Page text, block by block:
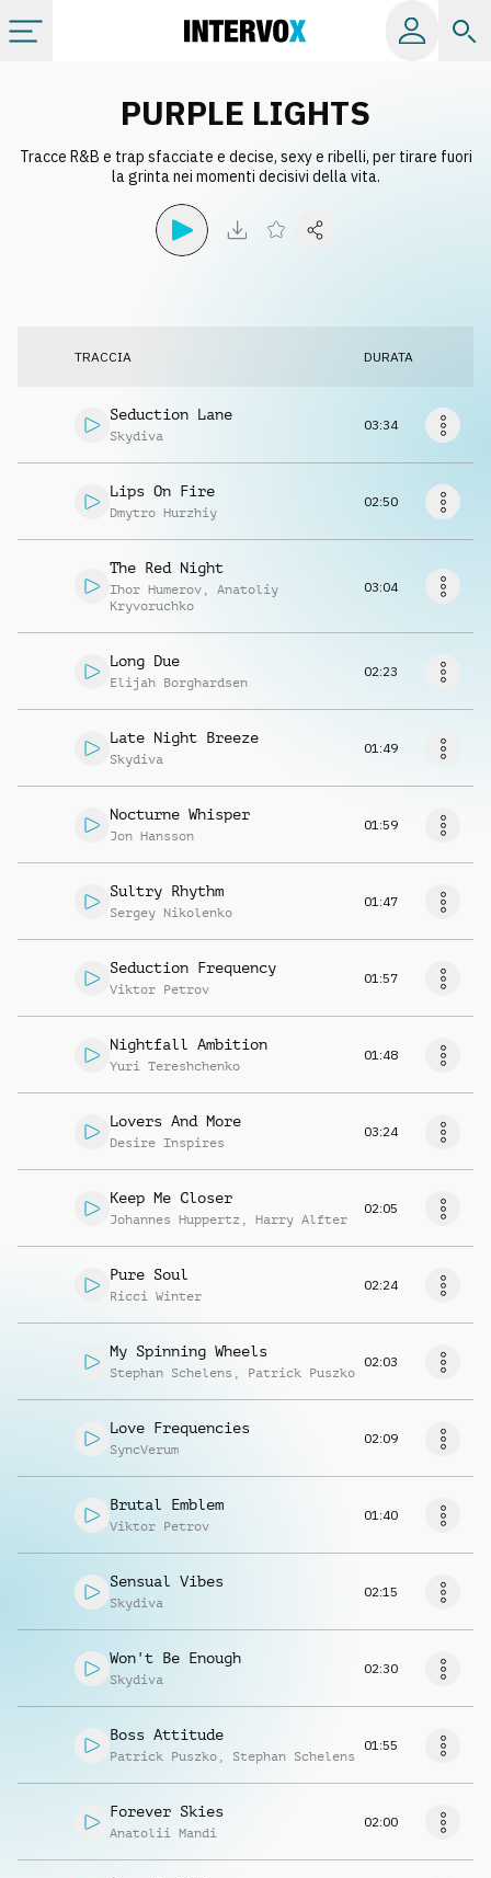
Album
Licenze
Info
Richiedi musica
PURPLE LIGHTS
Tracce R&B e trap sfacciate e decise, sexy e ribelli, per tirare fuori
la grinta nei momenti decisivi della vita.
TRACCIA DURATA
Seduction Lane
Skydiva
03:34
Lips On Fire
Dmytro Hurzhiy
02:50
The Red Night
Ihor Humerov , Anatoliy
Kryvoruchko
03:04
Long Due
Elijah Borghardsen
02:23
Late Night Breeze
Skydiva
01:49
Nocturne Whisper
Jon Hansson
01:59
Sultry Rhythm
Sergey Nikolenko
01:47
Seduction Frequency
Viktor Petrov
01:57
Nightfall Ambition
Yuri Tereshchenko
01:48
Lovers And More
Desire Inspires
03:24
Keep Me Closer
Johannes Huppertz , Harry Alfter
02:05
Pure Soul
Ricci Winter
02:24
My Spinning Wheels
Stephan Schelens , Patrick Puszko
02:03
Love Frequencies
SyncVerum
02:09
Brutal Emblem
Viktor Petrov
01:40
Sensual Vibes
Skydiva
02:15
Won't Be Enough
Skydiva
02:30
Boss Attitude
Patrick Puszko , Stephan Schelens
01:55
Forever Skies
Anatolii Mandi
02:00